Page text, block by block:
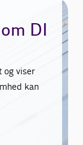
DI
og viser
kan